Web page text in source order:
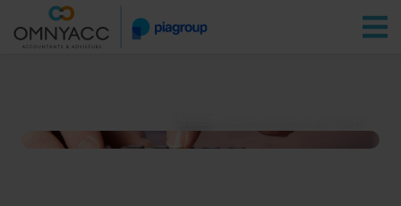
Vestigingen Zoeken